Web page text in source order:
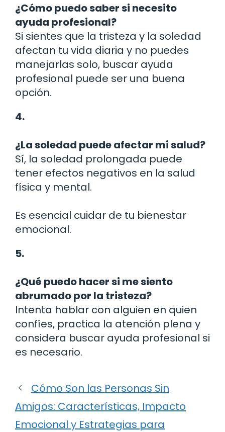
¿Cómo puedo saber si necesito
ayuda profesional?
Si sientes que la tristeza y la soledad
afectan tu vida diaria y no puedes
manejarlas solo, buscar ayuda
profesional puede ser una buena
opción.
4.
¿La soledad puede afectar mi salud?
Sí, la soledad prolongada puede
tener efectos negativos en la salud
física y mental.
Es esencial cuidar de tu bienestar
emocional.
5.
¿Qué puedo hacer si me siento
abrumado por la tristeza?
Intenta hablar con alguien en quien
confíes, practica la atención plena y
considera buscar ayuda profesional si
es necesario.
Cómo Son las Personas Sin
Amigos: Características, Impacto
Emocional y Estrategias para